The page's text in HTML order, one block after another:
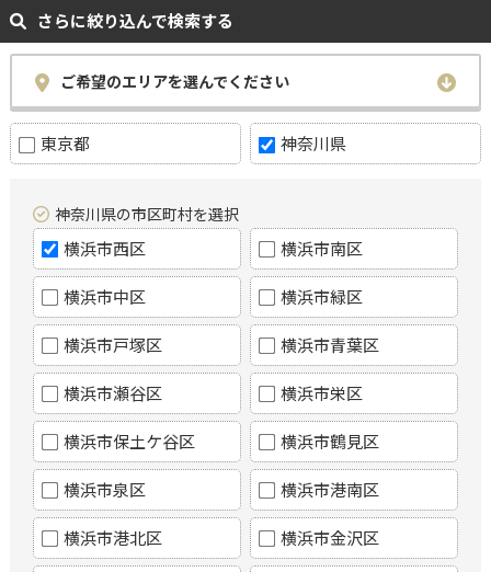
さらに絞り込んで検索する
ご希望のエリアを選んでください
東京都 神奈川県
神奈川県の市区町村を選択
横浜市西区 横浜市南区
横浜市中区 横浜市緑区
横浜市戸塚区 横浜市青葉区
横浜市瀬谷区 横浜市栄区
横浜市保土ケ谷区 横浜市鶴見区
横浜市泉区 横浜市港南区
横浜市港北区 横浜市金沢区